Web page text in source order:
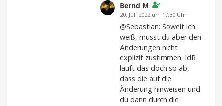
Bernd M
20. Juli 2022 um 17:30 Uhr
@Sebastian: Soweit ich
weiß, musst du aber den
Änderungen nicht
explizit zustimmen. IdR
läuft das doch so ab,
dass die auf die
Änderung hinweisen und
du dann durch die